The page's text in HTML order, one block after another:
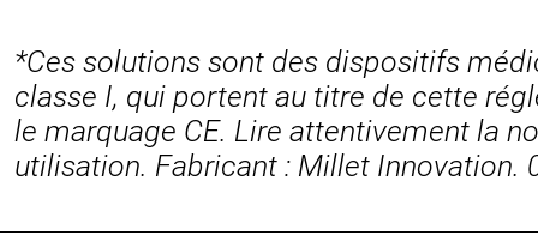
*Ces solutions sont des dispositifs
classe I, qui portent au titre de cette
le marquage CE. Lire attentivement la
utilisation. Fabricant : Millet Innovation.